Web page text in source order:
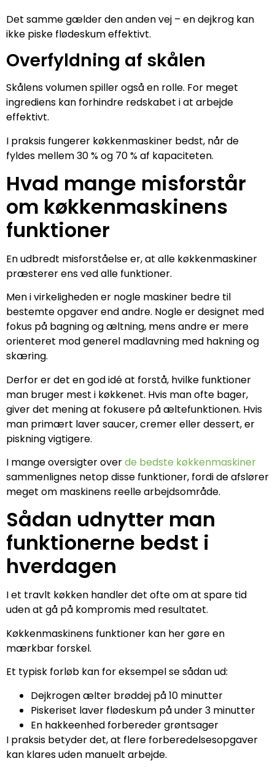
Det samme gælder den anden vej – en dejkrog kan
ikke piske flødeskum effektivt.
Overfyldning af skålen
Skålens volumen spiller også en rolle. For meget
ingrediens kan forhindre redskabet i at arbejde
effektivt.
I praksis fungerer køkkenmaskiner bedst, når de
fyldes mellem 30 % og 70 % af kapaciteten.
Hvad mange misforstår
om køkkenmaskinens
funktioner
En udbredt misforståelse er, at alle køkkenmaskiner
præsterer ens ved alle funktioner.
Men i virkeligheden er nogle maskiner bedre til
bestemte opgaver end andre. Nogle er designet med
fokus på bagning og æltning, mens andre er mere
orienteret mod generel madlavning med hakning og
skæring.
Derfor er det en god idé at forstå, hvilke funktioner
man bruger mest i køkkenet. Hvis man ofte bager,
giver det mening at fokusere på æltefunktionen. Hvis
man primært laver saucer, cremer eller dessert, er
piskning vigtigere.
I mange oversigter overde bedste køkkenmaskiner
sammenlignes netop disse funktioner, fordi de afslører
meget om maskinens reelle arbejdsområde.
Sådan udnytter man
funktionerne bedst i
hverdagen
I et travlt køkken handler det ofte om at spare tid
uden at gå på kompromis med resultatet.
Køkkenmaskinens funktioner kan her gøre en
mærkbar forskel.
Et typisk forløb kan for eksempel se sådan ud:
Dejkrogen ælter brøddej på 10 minutter
Piskeriset laver flødeskum på under 3 minutter
En hakkeenhed forbereder grøntsager
I praksis betyder det, at flere forberedelsesopgaver
kan klares uden manuelt arbejde.